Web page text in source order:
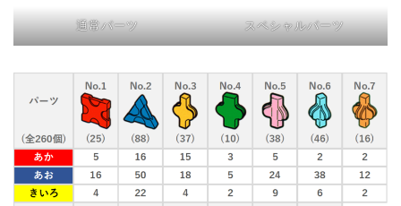
通常パーツ スペシャルパーツ